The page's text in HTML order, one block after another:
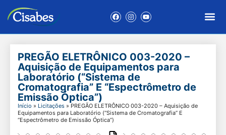
PREGÃO ELETRÔNICO 003-2020 –
Aquisição de Equipamentos para
Laboratório (“Sistema de
Cromatografia” E “Espectrômetro de
Emissão Óptica”)
Início » Licitações » PREGÃO ELETRÔNICO 003-2020 – Aquisição de
Equipamentos para Laboratório (“Sistema de Cromatografia” E
“Espectrômetro de Emissão Óptica”)